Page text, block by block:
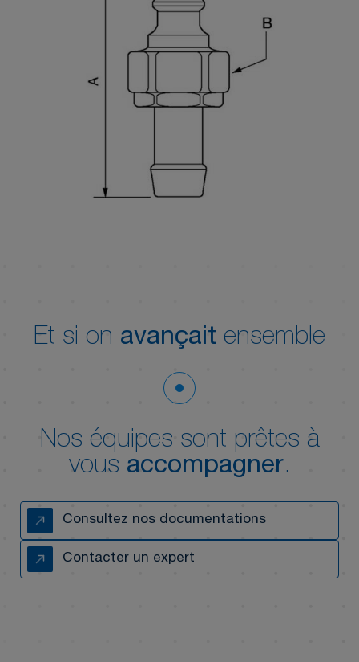
Et si on avançait ensemble
Nos équipes sont prêtes à
vous accompagner.
Consultez nos documentations
Contacter un expert